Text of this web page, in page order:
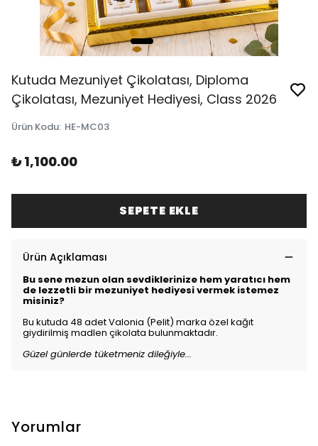
Kutuda Mezuniyet Çikolatası, Diploma
Çikolatası, Mezuniyet Hediyesi, Class 2026
Ürün Kodu: HE-MC03
₺ 1,100.00
SEPETE EKLE
Ürün Açıklaması
Bu sene mezun olan sevdiklerinize hem yaratıcı hem
de lezzetli bir mezuniyet hediyesi vermek istemez
misiniz?
Bu kutuda 48 adet Valonia (Pelit) marka özel kağıt
giydirilmiş madlen çikolata bulunmaktadır.
Güzel günlerde tüketmeniz dileğiyle...
Yorumlar